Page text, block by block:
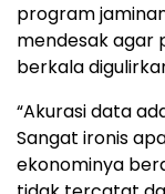
program
mendesak agar
berkala
​“Akurasi data
Sangat ironis
ekonominya